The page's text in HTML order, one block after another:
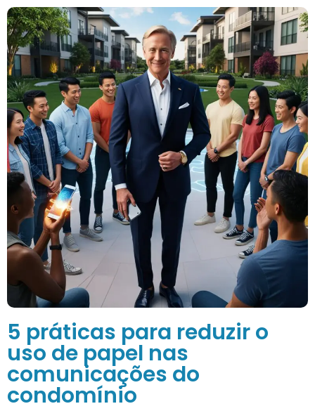
5 práticas para reduzir o
uso de papel nas
comunicações do
condomínio